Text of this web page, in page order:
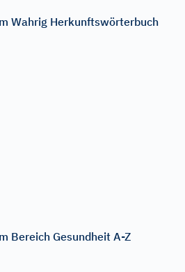
Wahrig Herkunftswörterbuch
Bereich Gesundheit A-Z